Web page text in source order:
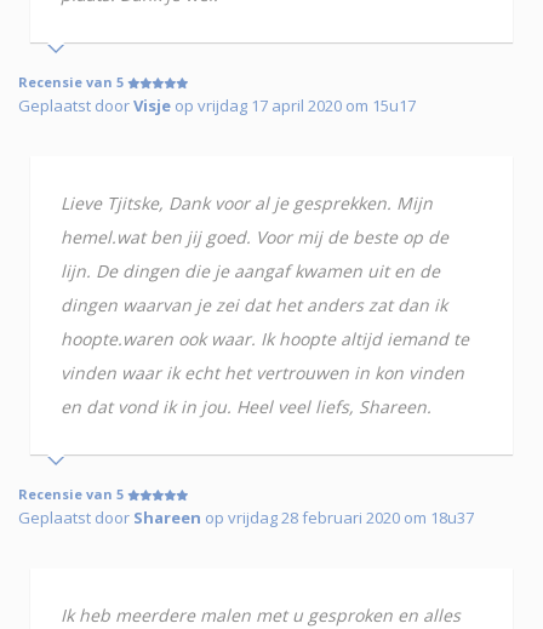
Recensie van 5
Geplaatst doorVisje op vrijdag 17 april 2020 om 15u17
Lieve Tjitske, Dank voor al je gesprekken. Mijn
hemel.wat ben jij goed. Voor mij de beste op de
lijn. De dingen die je aangaf kwamen uit en de
dingen waarvan je zei dat het anders zat dan ik
hoopte.waren ook waar. Ik hoopte altijd iemand te
vinden waar ik echt het vertrouwen in kon vinden
en dat vond ik in jou. Heel veel liefs, Shareen.
Recensie van 5
Geplaatst door Shareen op vrijdag 28 februari 2020 om 18u37
Ik heb meerdere malen met u gesproken en alles